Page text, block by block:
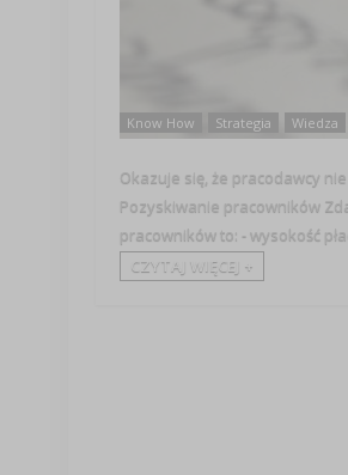
Know How Strategia Wiedza
Okazuje się, że pracodawcy
Pozyskiwanie pracowników
pracowników to: - wysokość
CZYTAJ WIĘCEJ +